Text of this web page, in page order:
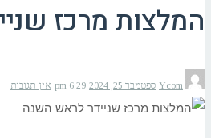
המלצות מרכז
Ycom ספטמבר 25, 2024 6:29 pm אין תגובות